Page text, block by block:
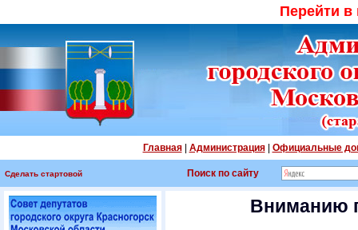
Перейти
Главная| Администрация| Официальные
Сделать стартовой Поиск по сайту
Вниманию